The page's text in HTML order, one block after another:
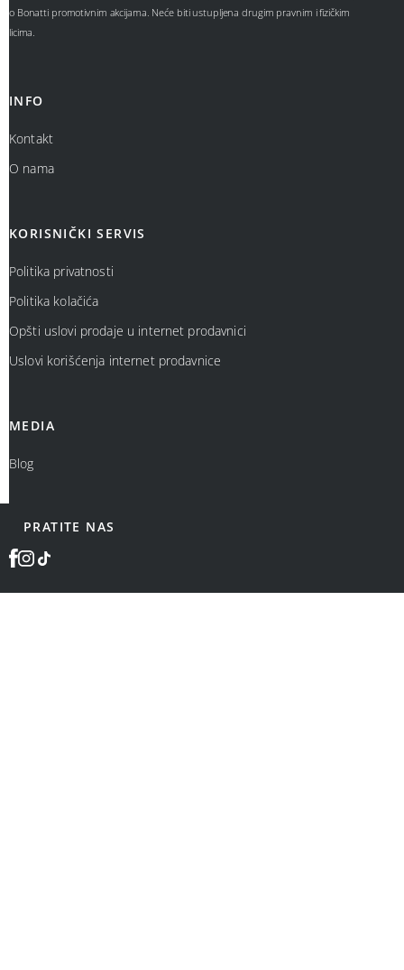
o Bonatti promotivnim akcijama. Neće biti ustupljena drugim pravnim i fizičkim
licima.
INFO
Kontakt
O nama
KORISNIČKI SERVIS
Politika privatnosti
Politika kolačića
Opšti uslovi prodaje u internet prodavnici
Uslovi korišćenja internet prodavnice
MEDIA
Blog
PRATITE NAS